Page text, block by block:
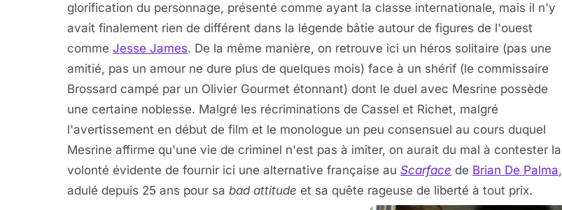
glorification du personnage, présenté comme ayant la classe internationale, mais il n'y
avait finalement rien de différent dans la légende bâtie autour de figures de l'ouest
comme Jesse James. De la même manière, on retrouve ici un héros solitaire (pas une
amitié, pas un amour ne dure plus de quelques mois) face à un shérif (le commissaire
Brossard campé par un Olivier Gourmet étonnant) dont le duel avec Mesrine possède
une certaine noblesse. Malgré les récriminations de Cassel et Richet, malgré
l'avertissement en début de film et le monologue un peu consensuel au cours duquel
Mesrine affirme qu'une vie de criminel n'est pas à imiter, on aurait du mal à contester la
volonté évidente de fournir ici une alternative française au Scarface de Brian De Palma,
adulé depuis 25 ans pour sa bad attitude et sa quête rageuse de liberté à tout prix.